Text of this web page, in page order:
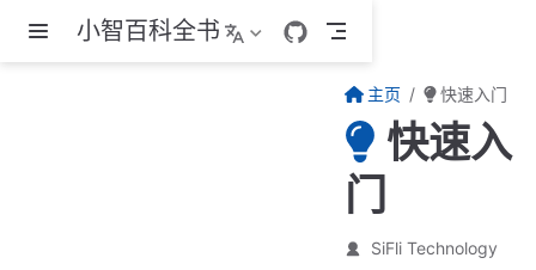
跳至主要內容小智百科全书
主页 快速入门
快速入
门
SiFli Technology